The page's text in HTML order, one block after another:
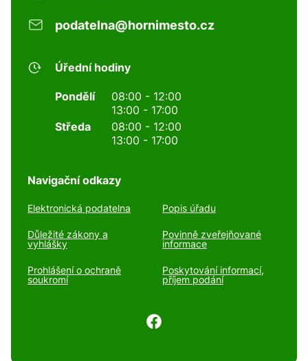
podatelna@hornimesto.cz
Úřední hodiny
Pondělí
08:00 - 12:00
13:00 - 17:00
Středa
08:00 - 12:00
13:00 - 17:00
Navigační odkazy
Elektronická podatelna Popis úřadu
Důležité zákony a
vyhlášky
Povinně zveřejňované
informace
Prohlášení o ochraně
soukromí
Poskytování informací,
příjem podání